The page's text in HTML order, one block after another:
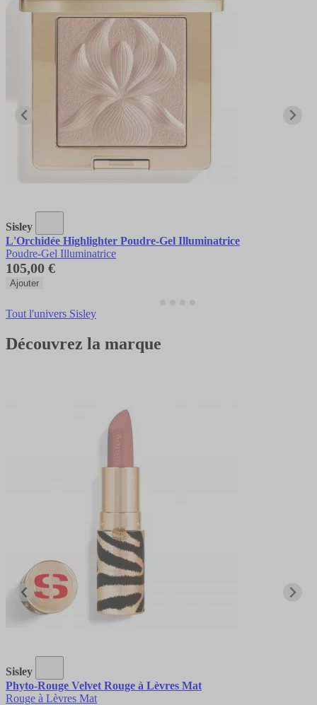
Sisley
L'Orchidée Highlighter Poudre-Gel Illuminatrice
Poudre-Gel Illuminatrice
105,00 €
Ajouter
Tout l'univers Sisley
Découvrez la marque
Sisley
Phyto-Rouge Velvet Rouge à Lèvres Mat
Rouge à Lèvres Mat